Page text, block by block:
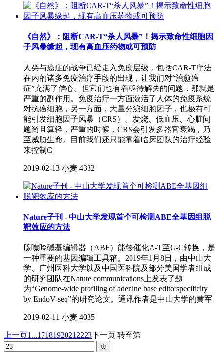
《自然》：阻断CAR-T“杀人风暴”！揭示致命性细胞因
子风暴缘起，现有高血压药物或可预防
人类与癌症的战争已经走入免疫层级，包括CAR-T疗法
在内的诸多免疫治疗手段的出现，让我们对“治愈癌
症”充满了信心。但它们也有着亟待解决的问题，那就是
严重的副作用。免疫治疗一方面激活了人体的免疫系统
对抗癌细胞，另一方面，大量分泌细胞因子，也极有可
能引发细胞因子风暴（CRS）。发烧、低血压、心脏问
题尚且算轻，严重的时候，CRS会引发多器官衰竭，乃
至威胁生命。目前我们还只能靠着临床团队的治疗经验
来控制C
2019-02-13 小麦 4332
Nature子刊 - 中山大学发现首个可检测ABE全基因组脱
靶效应的方法
腺嘌呤碱基编辑器（ABE）能够催化A-T至G-C转换，是
一种重要的基因编辑工具箱。2019年1月8日，由中山大
学、广州医科大学以及中国医科院及部分美国学者组成
的研究团队在Nature communications上发表了题
为“Genome-wide profiling of adenine base editorspecificity
by EndoV-seq”的研究论文。通讯作者是中山大学的黄军
2019-02-11 小麦 4035
上一页1...1718192021 2223下一页 转至第